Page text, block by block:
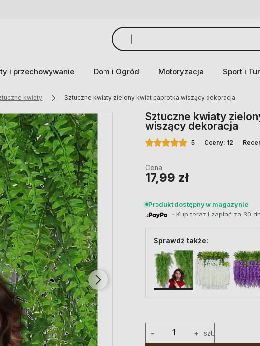
i przechowywanie Dom i Ogród Motoryzacja Sport i
kwiaty Sztuczne kwiaty zielony kwiat paprotka wiszący dekoracja
Sztuczne kwiaty
wiszący dekoracja
5 Oceny: 12
Cena:
17,99 zł
Produkt dostępny w magazynie
・Kup teraz i zapłać za 30
Sprawdź także:
+
- szt.